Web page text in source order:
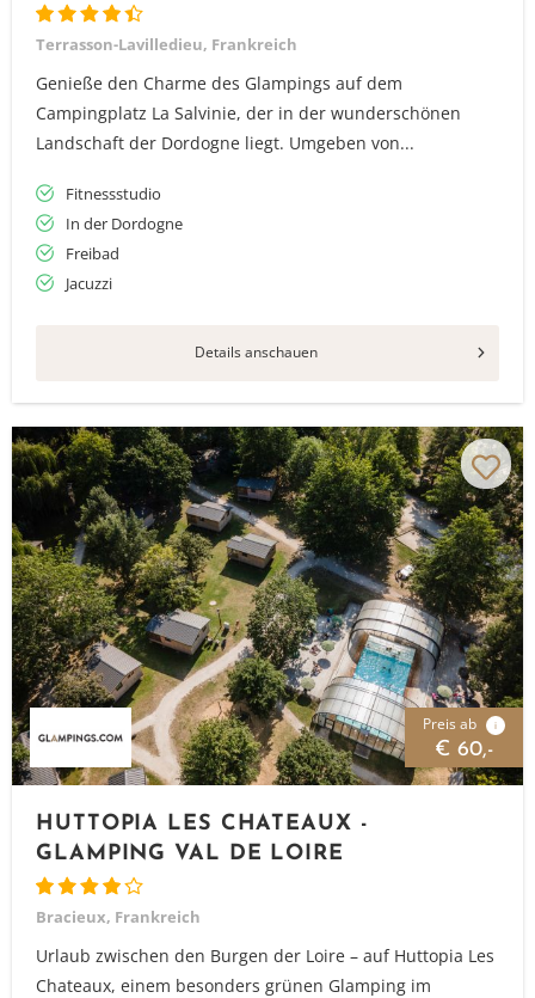
Terrasson-Lavilledieu, Frankreich
Genieße den Charme des Glampings auf dem
Campingplatz La Salvinie, der in der wunderschönen
Landschaft der Dordogne liegt. Umgeben von...
Fitnessstudio
In der Dordogne
Freibad
Jacuzzi
Details anschauen
Preis ab i
€ 60,-
HUTTOPIA LES CHATEAUX -
GLAMPING VAL DE LOIRE
Bracieux, Frankreich
Urlaub zwischen den Burgen der Loire – auf Huttopia Les
Chateaux, einem besonders grünen Glamping im